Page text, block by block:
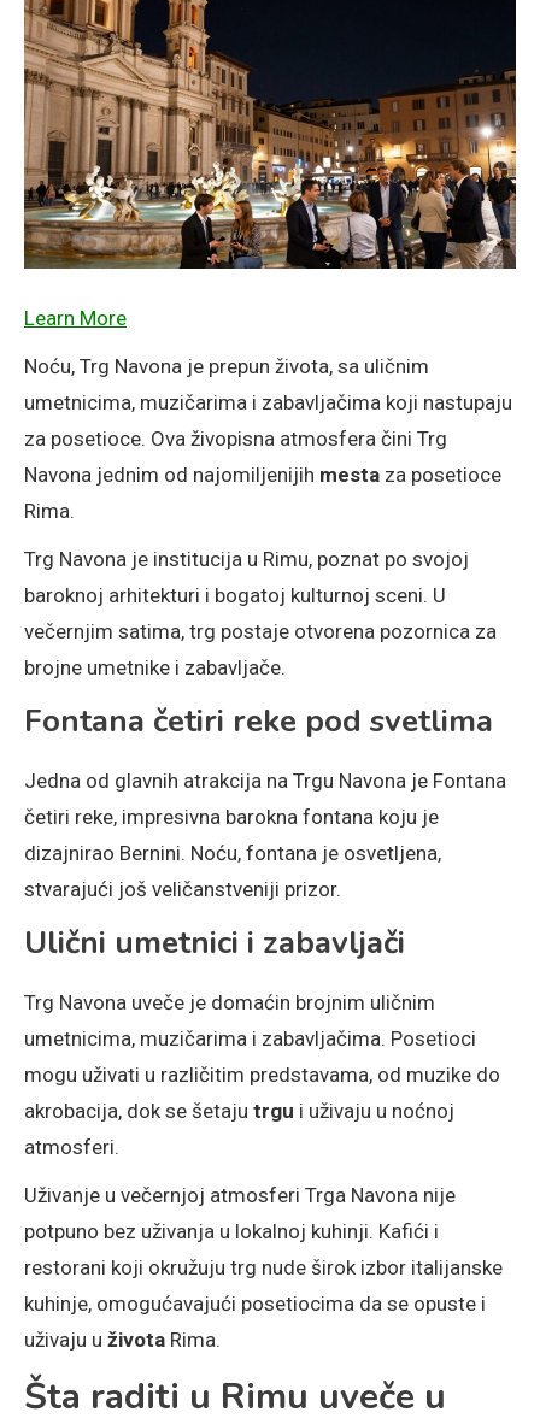
Learn More
Noću, Trg Navona je prepun života, sa uličnim
umetnicima, muzičarima i zabavljačima koji nastupaju
za posetioce. Ova živopisna atmosfera čini Trg
Navona jednim od najomiljenijih mesta za posetioce
Rima.
Trg Navona je institucija u Rimu, poznat po svojoj
baroknoj arhitekturi i bogatoj kulturnoj sceni. U
večernjim satima, trg postaje otvorena pozornica za
brojne umetnike i zabavljače.
Fontana četiri reke pod svetlima
Jedna od glavnih atrakcija na Trgu Navona je Fontana
četiri reke, impresivna barokna fontana koju je
dizajnirao Bernini. Noću, fontana je osvetljena,
stvarajući još veličanstveniji prizor.
Ulični umetnici i zabavljači
Trg Navona uveče je domaćin brojnim uličnim
umetnicima, muzičarima i zabavljačima. Posetioci
mogu uživati u različitim predstavama, od muzike do
akrobacija, dok se šetaju trgu i uživaju u noćnoj
atmosferi.
Uživanje u večernjoj atmosferi Trga Navona nije
potpuno bez uživanja u lokalnoj kuhinji. Kafići i
restorani koji okružuju trg nude širok izbor italijanske
kuhinje, omogućavajući posetiocima da se opuste i
uživaju u života Rima.
Šta raditi u Rimu uveče u